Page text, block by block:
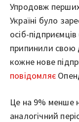
Упродовж
Україні було
осіб-
припинили свою
кожне нове
повідомляє
Це на 9% менше
аналогічний